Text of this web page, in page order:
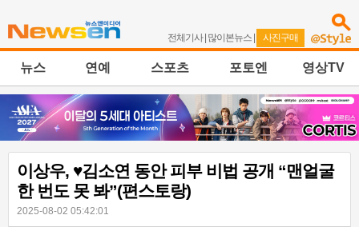
전체기사| 많이본뉴스 | 사진구매
뉴스 연예 스포츠 포토엔 영상TV
이상우, ♥김소연 동안 피부 비법 공개 “맨얼굴
한 번도 못 봐”(편스토랑)
2025-08-02 05:42:01